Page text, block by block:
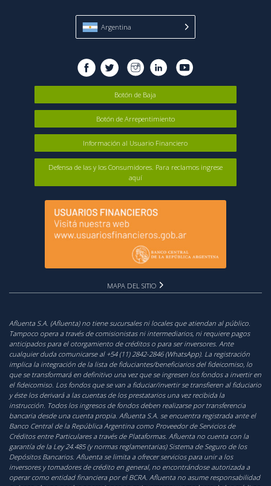
Argentina
Botón de Baja
Botón de Arrepentimiento
Información al Usuario Financiero
Defensa de las y los Consumidores. Para reclamos ingrese
aquí
MAPA DEL SITIO
Afluenta S.A. (Afluenta) no tiene sucursales ni locales que atiendan al público.
Tampoco opera a través de comisionistas ni intermediarios, ni requiere pagos
anticipados para el otorgamiento de créditos o para ser inversores. Ante
cualquier duda comunicarse al +54 (11) 2842-2846 (WhatsApp). La registración
implica la integración de la lista de fiduciantes/beneficiarios del fideicomiso, lo
que se transformará en definitivo una vez que se ingresen los fondos a invertir en
el fideicomiso. Los fondos que se van a fiduciar/invertir se transfieren al fiduciario
y éste los derivará a las cuentas de los prestatarios una vez recibida la
instrucción. Todos los ingresos de fondos deben realizarse por transferencia
bancaria desde una cuenta propia. Afluenta S.A. se encuentra registrada ante el
Banco Central de la República Argentina como Proveedor de Servicios de
Créditos entre Particulares a través de Plataformas. Afluenta no cuenta con la
garantía de la Ley 24.485 (y normas reglamentarias) Sistema de Seguro de los
Depósitos Bancarios. Afluenta se limita a ofrecer servicios para unir a los
inversores y tomadores de crédito en general, no encontrándose autorizada a
operar como entidad financiera por el BCRA. Afluenta no asume responsabilidad